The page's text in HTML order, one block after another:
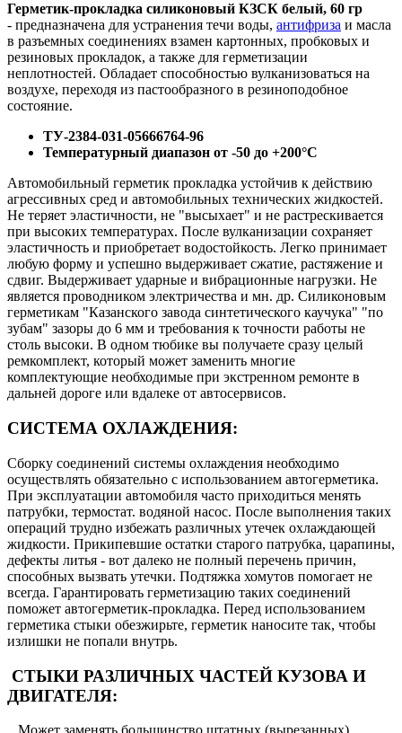
Герметик-прокладка силиконовый КЗСК белый, 60 гр
- предназначена для устранения течи воды, антифриза и масла
в разъемных соединениях взамен картонных, пробковых и
резиновых прокладок, а также для герметизации
неплотностей. Обладает способностью вулканизоваться на
воздухе, переходя из пастообразного в резиноподобное
состояние.
ТУ-2384-031-05666764-96
Температурный диапазон от -50 до +200°C
Автомобильный герметик прокладка устойчив к действию
агрессивных сред и автомобильных технических жидкостей.
Не теряет эластичности, не "высыхает" и не растрескивается
при высоких температурах. После вулканизации сохраняет
эластичность и приобретает водостойкость. Легко принимает
любую форму и успешно выдерживает сжатие, растяжение и
сдвиг. Выдерживает ударные и вибрационные нагрузки. Не
является проводником электричества и мн. др. Силиконовым
герметикам "Казанского завода синтетического каучука" "по
зубам" зазоры до 6 мм и требования к точности работы не
столь высоки. В одном тюбике вы получаете сразу целый
ремкомплект, который может заменить многие
комплектующие необходимые при экстренном ремонте в
дальней дороге или вдалеке от автосервисов.
СИСТЕМА ОХЛАЖДЕНИЯ:
Сборку соединений системы охлаждения необходимо
осуществлять обязательно с использованием автогерметика.
При эксплуатации автомобиля часто приходиться менять
патрубки, термостат. водяной насос. После выполнения таких
операций трудно избежать различных утечек охлаждающей
жидкости. Прикипевшие остатки старого патрубка, царапины,
дефекты литья - вот далеко не полный перечень причин,
способных вызвать утечки. Подтяжка хомутов помогает не
всегда. Гарантировать герметизацию таких соединений
поможет автогерметик-прокладка. Перед использованием
герметика стыки обезжирьте, герметик наносите так, чтобы
излишки не попали внутрь.
СТЫКИ РАЗЛИЧНЫХ ЧАСТЕЙ КУЗОВА И
ДВИГАТЕЛЯ: